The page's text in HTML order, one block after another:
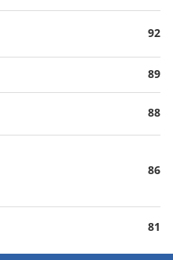
92
89
88
86
81